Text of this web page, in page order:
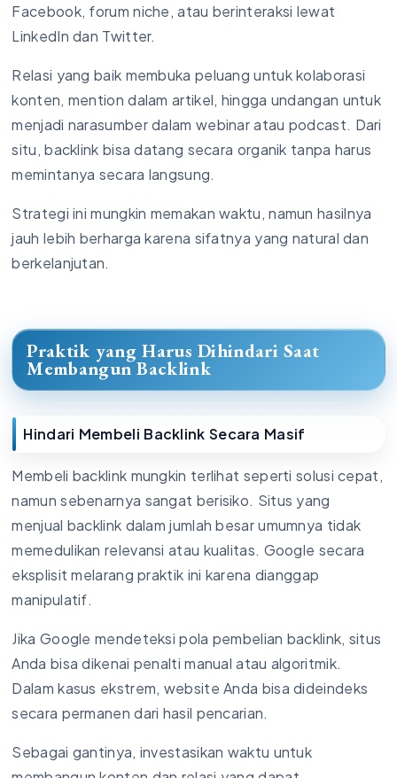
Facebook, forum niche, atau berinteraksi lewat
LinkedIn dan Twitter.
Relasi yang baik membuka peluang untuk kolaborasi
konten, mention dalam artikel, hingga undangan untuk
menjadi narasumber dalam webinar atau podcast. Dari
situ, backlink bisa datang secara organik tanpa harus
memintanya secara langsung.
Strategi ini mungkin memakan waktu, namun hasilnya
jauh lebih berharga karena sifatnya yang natural dan
berkelanjutan.
Praktik yang Harus Dihindari Saat
Membangun Backlink
Hindari Membeli Backlink Secara Masif
Membeli backlink mungkin terlihat seperti solusi cepat,
namun sebenarnya sangat berisiko. Situs yang
menjual backlink dalam jumlah besar umumnya tidak
memedulikan relevansi atau kualitas. Google secara
eksplisit melarang praktik ini karena dianggap
manipulatif.
Jika Google mendeteksi pola pembelian backlink, situs
Anda bisa dikenai penalti manual atau algoritmik.
Dalam kasus ekstrem, website Anda bisa dideindeks
secara permanen dari hasil pencarian.
Sebagai gantinya, investasikan waktu untuk